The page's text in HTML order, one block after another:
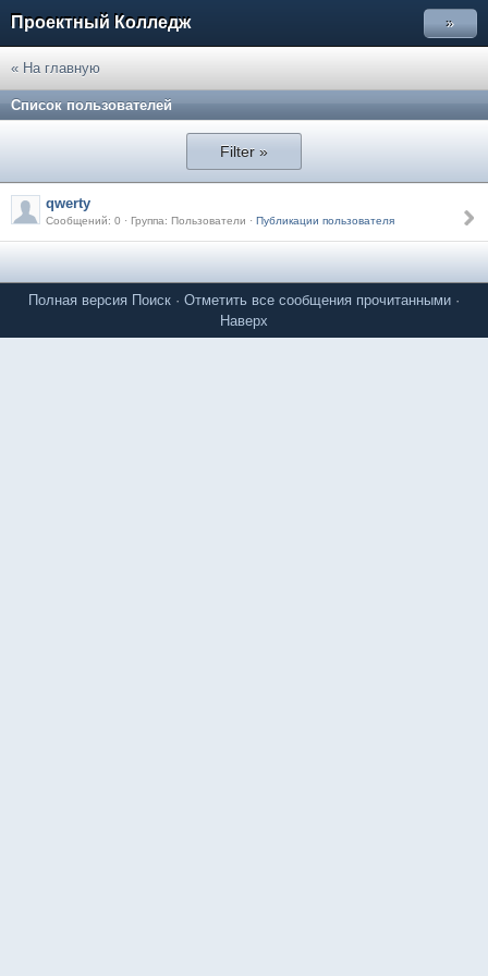
Проектный Колледж »
« На главную
Список пользователей
Filter »
qwerty
Сообщений: 0 · Группа: Пользователи · Публикации пользователя
Полная версия Поиск · Отметить все сообщения прочитанными ·
Наверх